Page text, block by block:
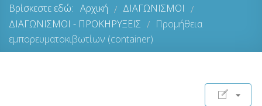
Βρίσκεστε εδώ: Αρχική / ΔΙΑΓΩΝΙΣΜΟΙ /
ΔΙΑΓΩΝΙΣΜΟΙ - ΠΡΟΚΗΡΥΞΕΙΣ / Προμήθεια
εμπορευματοκιβωτίων (container)